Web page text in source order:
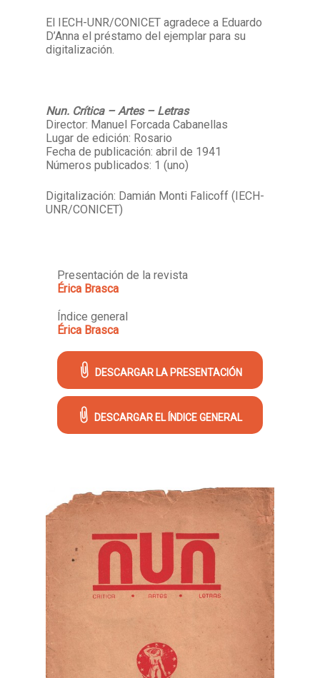
El IECH-UNR/CONICET agradece a Eduardo
D’Anna el préstamo del ejemplar para su
digitalización.
Nun. Crítica – Artes – Letras
Director: Manuel Forcada Cabanellas
Lugar de edición: Rosario
Fecha de publicación: abril de 1941
Números publicados: 1 (uno)
Digitalización: Damián Monti Falicoff (IECH-
UNR/CONICET)
Presentación de la revista
Érica Brasca
Índice general
Érica Brasca
DESCARGAR LA PRESENTACIÓN
DESCARGAR EL ÍNDICE GENERAL